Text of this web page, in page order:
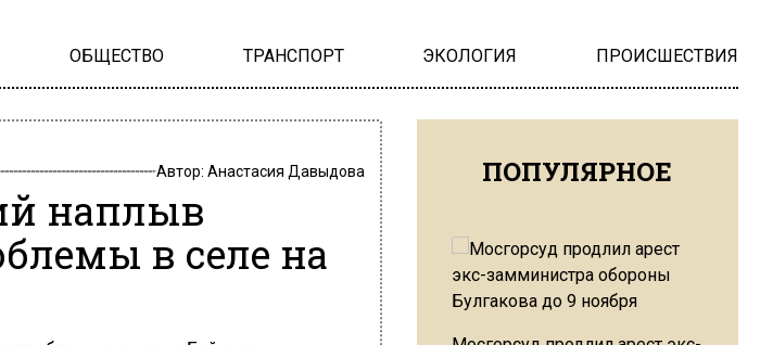
ОБЩЕСТВО ТРАНСПОРТ ЭКОЛОГИЯ ПРОИСШЕСТВИЯ
Автор: Анастасия Давыдова
наплыв
в селе на
ПОПУЛЯРНОЕ